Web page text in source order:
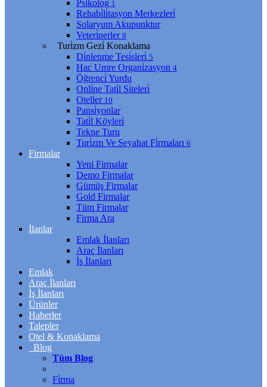
Psi̇kolog 1
Rehabi̇li̇tasyon Merkezleri̇
Solaryum Akupunktur
Veteri̇nerler 8
Turi̇zm Gezi̇ Konaklama
Di̇nlenme Tesi̇sleri̇ 5
Hac Umre Organi̇zasyon 4
Öğrenci̇ Yurdu
Onli̇ne Tati̇l Si̇teleri̇
Oteller 10
Pansi̇yonlar
Tati̇l Köyleri̇
Tekne Turu
Turi̇zm Ve Seyahat Fi̇rmaları 6
Firmalar
Yeni Firmalar
Demo Firmalar
Gümüş Firmalar
Gold Firmalar
Tüm Firmalar
Firma Ara
İlanlar
Emlak İlanları
Araç İlanları
İş İlanları
Emlak
Araç İlanları
İş İlanları
Ürünler
Haberler
Talepler
Otel & Konaklama
Blog
Tüm Blog
Fi̇rma